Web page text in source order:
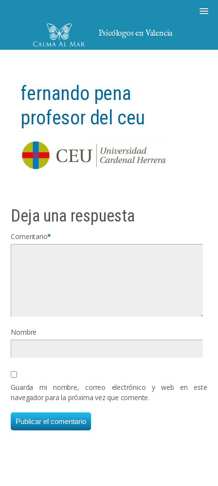
Psicólogos en Valencia
fernando pena
profesor del ceu
Deja una respuesta
Comentario*
Nombre
Guarda mi nombre, correo electrónico y web en este
navegador para la próxima vez que comente.